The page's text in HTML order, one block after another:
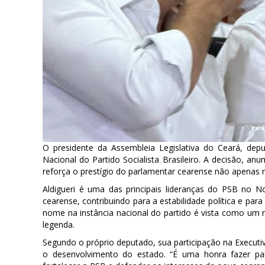
O presidente da Assembleia Legislativa do Ceará,
Nacional do Partido Socialista Brasileiro. A decisão,
reforça o prestígio do parlamentar cearense não
Aldigueri é uma das principais lideranças do PSB no
cearense, contribuindo para a estabilidade política e
nome na instância nacional do partido é vista como
legenda.
Segundo o próprio deputado, sua participação na
o desenvolvimento do estado. “É uma honra fazer